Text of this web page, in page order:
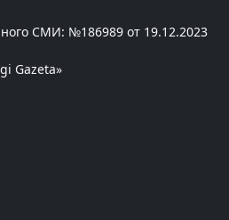
СМИ: №186989 от 19.12.2023
Gazeta»